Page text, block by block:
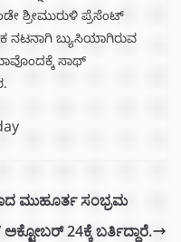
ಶ್ರೀಮುರುಳಿ ಪ್ರೆಸೆಂಟ್
ನಟನಾಗಿ ಬ್ಯುಸಿಯಾಗಿರುವ
ಸಾಥ್
ಮುಹೂರ್ತ ಸಂಭ್ರಮ
24ಕ್ಕೆ ಬರ್ತಿದ್ದಾರೆ.